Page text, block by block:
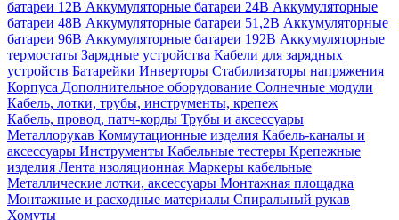
батареи 12В Аккумуляторные батареи 24В Аккумуляторные
батареи 48В Аккумуляторные батареи 51,2В Аккумуляторные
батареи 96В Аккумуляторные батареи 192В Аккумуляторные
термостаты Зарядные устройства Кабели для зарядных
устройств Батарейки Инверторы Стабилизаторы напряжения
Корпуса Дополнительное оборудование Солнечные модули
Кабель, лотки, трубы, инструменты, крепеж
Кабель, провод, патч-корды Трубы и аксессуары
Металлорукав Коммутационные изделия Кабель-каналы и
аксессуары Инструменты Кабельные тестеры Крепежные
изделия Лента изоляционная Маркеры кабельные
Металлические лотки, аксессуары Монтажная площадка
Монтажные и расходные материалы Спиральный рукав
Хомуты